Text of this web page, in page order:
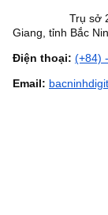
Trụ sở 2: số
Giang, tỉnh Bắc
Điện thoại: (+84)
Email: